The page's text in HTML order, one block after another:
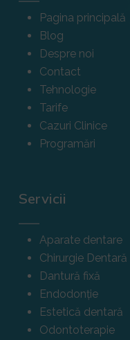
Pagina principală
Blog
Despre noi
Contact
Tehnologie
Tarife
Cazuri Clinice
Programări
Servicii
Aparate dentare
Chirurgie Dentară
Dantură fixă
Endodonție
Estetică dentară
Odontoterapie